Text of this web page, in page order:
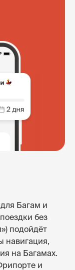
Багам и
без
подойдёт
навигация,
на Багамах.
и